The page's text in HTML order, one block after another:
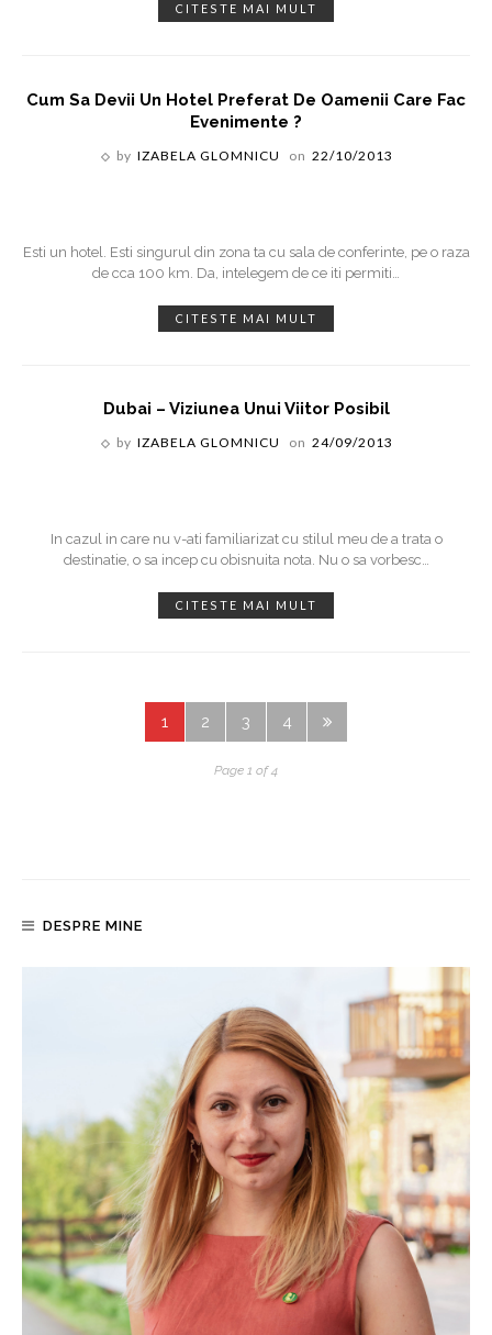
CITESTE MAI MULT
Cum Sa Devii Un Hotel Preferat De Oamenii Care Fac
Evenimente ?
by IZABELA GLOMNICU on 22/10/2013
Esti un hotel. Esti singurul din zona ta cu sala de conferinte, pe o raza
de cca 100 km. Da, intelegem de ce iti permiti…
CITESTE MAI MULT
Dubai – Viziunea Unui Viitor Posibil
by IZABELA GLOMNICU on 24/09/2013
In cazul in care nu v-ati familiarizat cu stilul meu de a trata o
destinatie, o sa incep cu obisnuita nota. Nu o sa vorbesc…
CITESTE MAI MULT
1 2 3 4
Page 1 of 4
DESPRE MINE